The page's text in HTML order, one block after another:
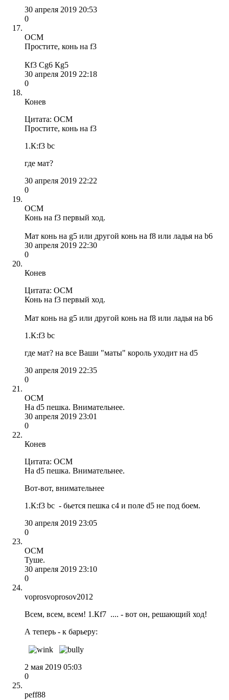
30 апреля 2019 20:53
0
OCM
Простите, конь на f3
Кf3 Сg6 Кg5
30 апреля 2019 22:18
0
Конев
Цитата: OCM
Простите, конь на f3
1.К:f3 bc
где мат?
30 апреля 2019 22:22
0
OCM
Конь на f3 первый ход.
Мат конь на g5 или другой конь на f8 или ладья на b6
30 апреля 2019 22:30
0
Конев
Цитата: OCM
Конь на f3 первый ход.
Мат конь на g5 или другой конь на f8 или ладья на b6
1.К:f3 bc
где мат? на все Ваши "маты" король уходит на d5
30 апреля 2019 22:35
0
OCM
На d5 пешка. Внимательнее.
30 апреля 2019 23:01
0
Конев
Цитата: OCM
На d5 пешка. Внимательнее.
Вот-вот, внимательнее
1.К:f3 bc - бьется пешка с4 и поле d5 не под боем.
30 апреля 2019 23:05
0
OCM
Туше.
30 апреля 2019 23:10
0
voprosvoprosov2012
Всем, всем, всем! 1.Кf7 .... - вот он, решающий ход!
А теперь - к барьеру:
2 мая 2019 05:03
0
peff88